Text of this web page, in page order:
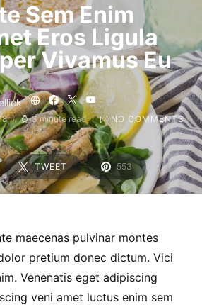
Sem Enim
Eros Ligula
Vivamus Eu
3 minute read NO COMMENTS
TWEET 553
maecenas pulvinar montes
pretium donec dictum. Vici
Venenatis eget adipiscing
veni amet luctus enim sem